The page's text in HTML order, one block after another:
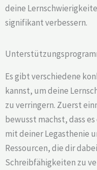
deine
signifikant verbessern.
Es gibt verschiedene
kannst, um deine
zu verringern. Zuerst
bewusst machst, dass
mit deiner Legasthenie
Ressourcen, die dir
Schreibfähigkeiten zu